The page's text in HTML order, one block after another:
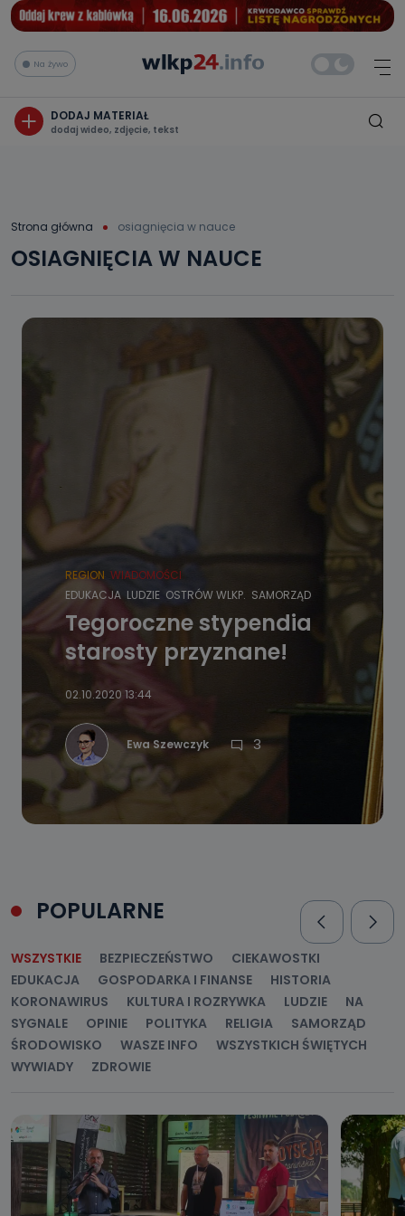
Na żywo
DODAJ MATERIAŁ
dodaj wideo, zdjęcie, tekst
Strona główna osiagnięcia w nauce
OSIAGNIĘCIA W NAUCE
REGION WIADOMOŚCI
EDUKACJA LUDZIE OSTRÓW WLKP. SAMORZĄD
Tegoroczne stypendia
starosty przyznane!
02.10.2020 13:44
Ewa Szewczyk 3
POPULARNE
WSZYSTKIE BEZPIECZEŃSTWO
CIEKAWOSTKI
EDUKACJA
GOSPODARKA I FINANSE
HISTORIA
KORONAWIRUS
KULTURA I ROZRYWKA LUDZIE
NA
SYGNALE
OPINIE POLITYKA RELIGIA
SAMORZĄD
ŚRODOWISKO
WASZE INFO
WSZYSTKICH ŚWIĘTYCH
WYWIADY
ZDROWIE